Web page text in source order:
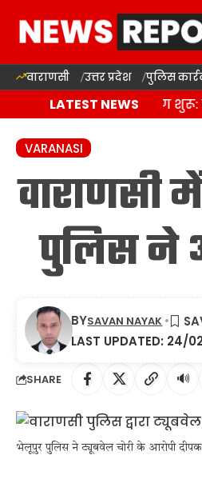
वाराणसी उत्तर प्रदेश पुलिस
LATEST NEWS
सड़क चौड़ीकरण शुरू:
VARANASI
वाराणसी
पुलिस ने
LAST UPDATED: 24/
BYSAVAN NAYAK
SHARE 🔊
भेलूपुर पुलिस ने ट्यूबवेल चोरी के आरोपी दीपक